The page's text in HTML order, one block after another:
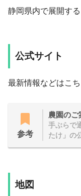
静岡県内で展開する
公式サイト
最新情報などはこち
参考
農園のご
手ぶらで
たけ」の
地図